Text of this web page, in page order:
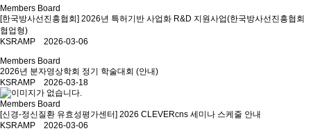
Members Board
[한국방사선진흥협회] 2026년 특허기반 사업화 R&D 지원사업(한국방사선진흥협회
협업형)
KSRAMP 2026-03-06
Members Board
2026년 분자영상학회 정기 학술대회 (안내)
KSRAMP 2026-03-18
Members Board
[신경-정신질환 유효성평가센터] 2026 CLEVERcns 세미나 스케줄 안내
KSRAMP 2026-03-06